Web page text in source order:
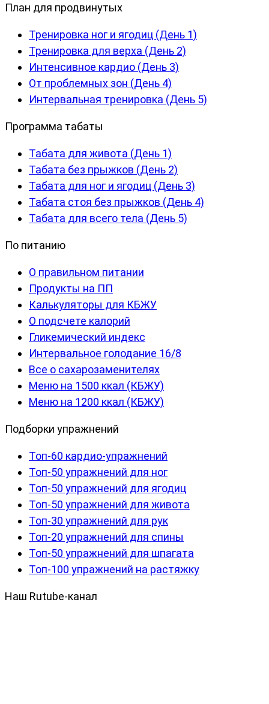
План для продвинутых
Тренировка ног и ягодиц (День 1)
Тренировка для верха (День 2)
Интенсивное кардио (День 3)
От проблемных зон (День 4)
Интервальная тренировка (День 5)
Программа табаты
Табата для живота (День 1)
Табата без прыжков (День 2)
Табата для ног и ягодиц (День 3)
Табата стоя без прыжков (День 4)
Табата для всего тела (День 5)
По питанию
О правильном питании
Продукты на ПП
Калькуляторы для КБЖУ
О подсчете калорий
Гликемический индекс
Интервальное голодание 16/8
Все о сахарозаменителях
Меню на 1500 ккал (КБЖУ)
Меню на 1200 ккал (КБЖУ)
Подборки упражнений
Топ-60 кардио-упражнений
Топ-50 упражнений для ног
Топ-50 упражнений для ягодиц
Топ-50 упражнений для живота
Топ-30 упражнений для рук
Топ-20 упражнений для спины
Топ-50 упражнений для шпагата
Топ-100 упражнений на растяжку
Наш Rutube-канал